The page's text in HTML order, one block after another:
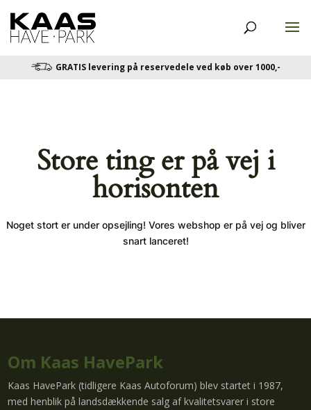
GRATIS levering på reservedele ved køb over 1000,-
Store ting er på vej i
horisonten
Noget stort er under opsejling! Vores webshop er på vej og bliver
snart lanceret!
Om Kaas HavePark
Kaas HavePark (tidligere Kaas Autoforum) blev startet i 1987,
med henblik på landsdækkende salg af kvalitetsvarer i store